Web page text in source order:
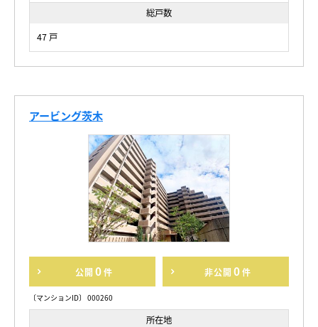
総戸数
47 戸
アービング茨木
公開 0件 非公開 0件
〔マンションID〕 000260
所在地